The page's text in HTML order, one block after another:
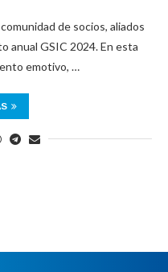
de socios, aliados
anual GSIC 2024. En esta
emotivo, …